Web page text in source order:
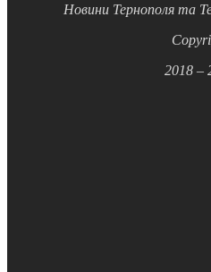
Новини Тернополя та
2018 –